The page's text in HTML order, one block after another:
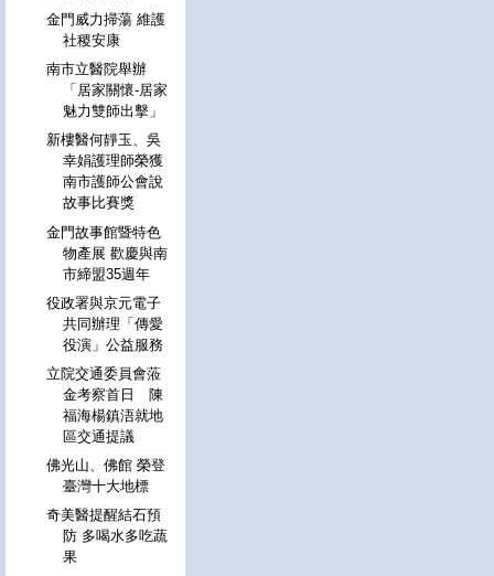
金門威力掃蕩 維護
社稷安康
南市立醫院舉辦
「居家關懷-居家
魅力雙師出擊」
新樓醫何靜玉、吳
幸娟護理師榮獲
南市護師公會說
故事比賽獎
金門故事館暨特色
物產展 歡慶與南
市締盟35週年
役政署與京元電子
共同辦理「傳愛
役演」公益服務
立院交通委員會蒞
金考察首日 陳
福海楊鎮浯就地
區交通提議
佛光山、佛館 榮登
臺灣十大地標
奇美醫提醒結石預
防 多喝水多吃蔬
果